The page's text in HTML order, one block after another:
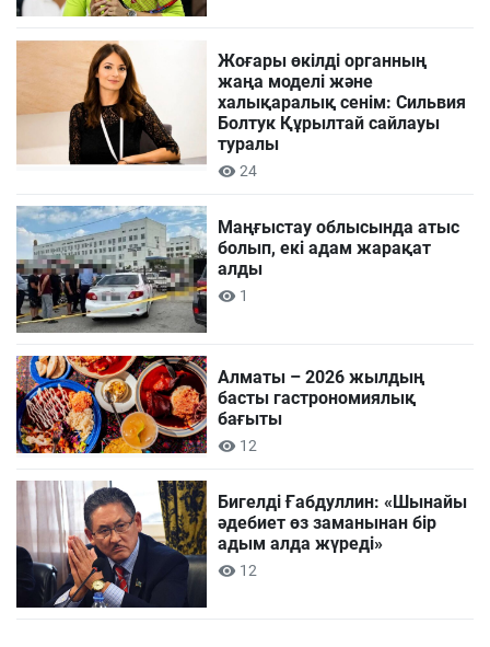
Жоғары өкілді органның
жаңа моделі және
халықаралық сенім: Сильвия
Болтук Құрылтай сайлауы
туралы
24
Маңғыстау облысында атыс
болып, екі адам жарақат
алды
1
Алматы – 2026 жылдың
басты гастрономиялық
бағыты
12
Бигелді Ғабдуллин: «Шынайы
әдебиет өз заманынан бір
адым алда жүреді»
12